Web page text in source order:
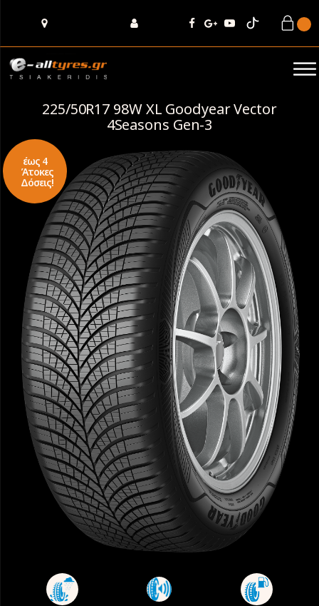
225/50R17 98W XL Goodyear Vector
4Seasons Gen-3
έως 4
Άτοκες
Δόσεις!